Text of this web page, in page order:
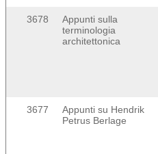
3678
Appunti sulla
terminologia
architettonica
3677
Appunti su Hendrik
Petrus Berlage